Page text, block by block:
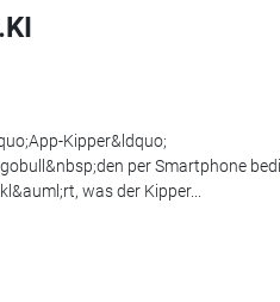
Kipper&ldquo;
per Smartphone
was der Kipper...